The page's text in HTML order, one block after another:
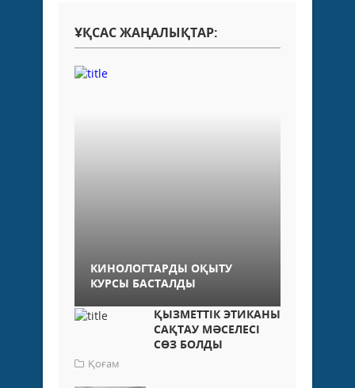
ҰҚСАС ЖАҢАЛЫҚТАР:
КИНОЛОГТАРДЫ ОҚЫТУ
КУРСЫ БАСТАЛДЫ
ҚЫЗМЕТТІК ЭТИКАНЫ
САҚТАУ МӘСЕЛЕСІ
СӨЗ БОЛДЫ
Қоғам